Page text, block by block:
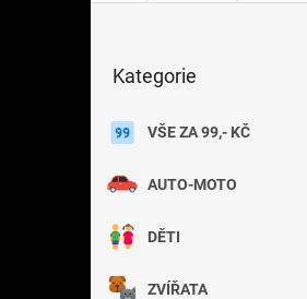
kategorie
Kategorie
VŠE ZA 99,- KČ
AUTO-MOTO
DĚTI
ZVÍŘATA